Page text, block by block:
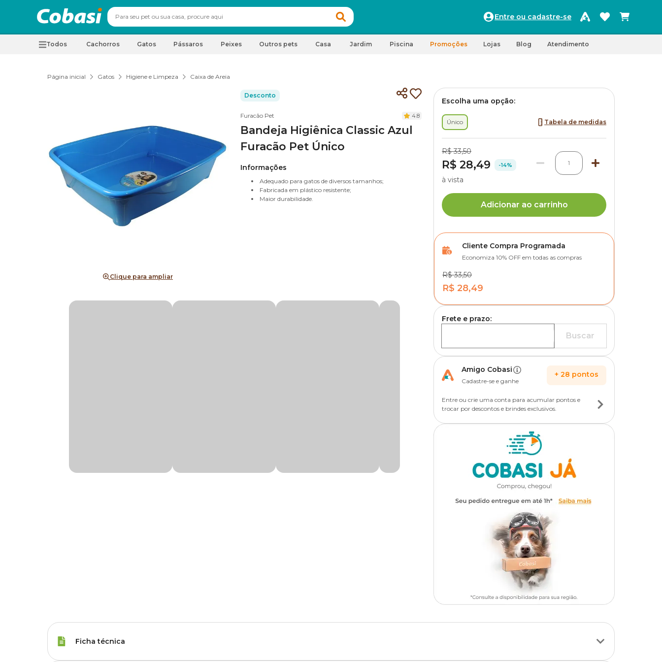
Entre ou cadastre-se
Todos Cachorros Gatos Pássaros Peixes Outros pets Casa Jardim Piscina Promoções Lojas Blog Atendimento
Página inicial Gatos Higiene e Limpeza Caixa de Areia
Clique para ampliar
Desconto
Furacão Pet 4.8
Bandeja Higiênica Classic Azul
Furacão Pet Único
Informações
Adequado para gatos de diversos tamanhos;
Fabricada em plástico resistente;
Maior durabilidade.
Escolha uma opção:
Único Tabela de medidas
R$ 33,50
R$ 28,49 -14% 1
à vista
Adicionar ao carrinho
Cliente Compra Programada
Economiza 10% OFF em todas as compras
R$ 33,50
R$ 28,49
Frete e prazo:
Buscar
Amigo Cobasi
Cadastre-se e ganhe
+ 28 pontos
Entre ou crie uma conta para acumular pontos e
trocar por descontos e brindes exclusivos.
Ficha técnica